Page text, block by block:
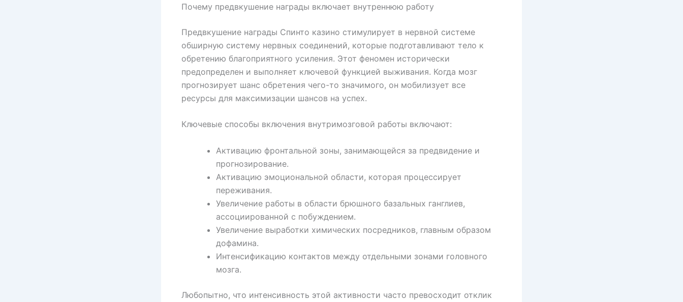
Почему предвкушение награды включает внутреннюю работу
Предвкушение награды Спинто казино стимулирует в нервной системе
обширную систему нервных соединений, которые подготавливают тело к
обретению благоприятного усиления. Этот феномен исторически
предопределен и выполняет ключевой функцией выживания. Когда мозг
прогнозирует шанс обретения чего-то значимого, он мобилизует все
ресурсы для максимизации шансов на успех.
Ключевые способы включения внутримозговой работы включают:
Активацию фронтальной зоны, занимающейся за предвидение и
прогнозирование.
Активацию эмоциональной области, которая процессирует
переживания.
Увеличение работы в области брюшного базальных ганглиев,
ассоциированной с побуждением.
Увеличение выработки химических посредников, главным образом
дофамина.
Интенсификацию контактов между отдельными зонами головного
мозга.
Любопытно, что интенсивность этой активности часто превосходит отклик